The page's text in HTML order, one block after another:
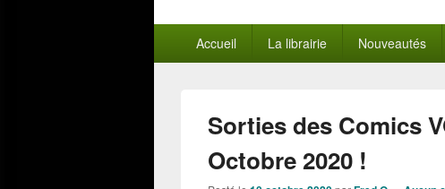
principalAccueil La librairie Nouveautés
Sorties des Comics
Octobre 2020 !